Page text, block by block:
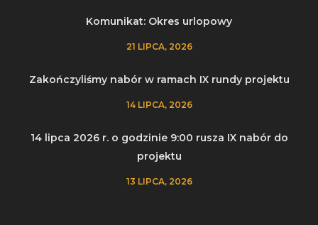
Komunikat: Okres urlopowy
21 LIPCA, 2026
Zakończyliśmy nabór w ramach IX rundy projektu
14 LIPCA, 2026
14 lipca 2026 r. o godzinie 9:00 rusza IX nabór do
projektu
13 LIPCA, 2026